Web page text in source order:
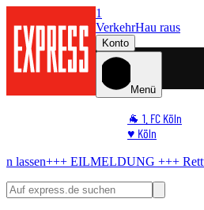
1
VerkehrHau raus
Konto
Menü
🐐 1. FC Köln
♥️ Köln
🏆 Sport
+++Rettungs-Drama